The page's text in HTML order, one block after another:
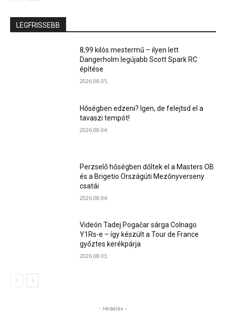
LEGFRISSEBB
8,99 kilós mestermű – ilyen lett
Dangerholm legújabb Scott Spark RC
építése
2026.08.05.
Hőségben edzeni? Igen, de felejtsd el a
tavaszi tempót!
2026.08.04.
Perzselő hőségben dőltek el a Masters OB
és a Brigetio Országúti Mezőnyverseny
csatái
2026.08.04.
Videón Tadej Pogačar sárga Colnago
Y1Rs-e – így készült a Tour de France
győztes kerékpárja
2026.08.03.
- Hirdetés -